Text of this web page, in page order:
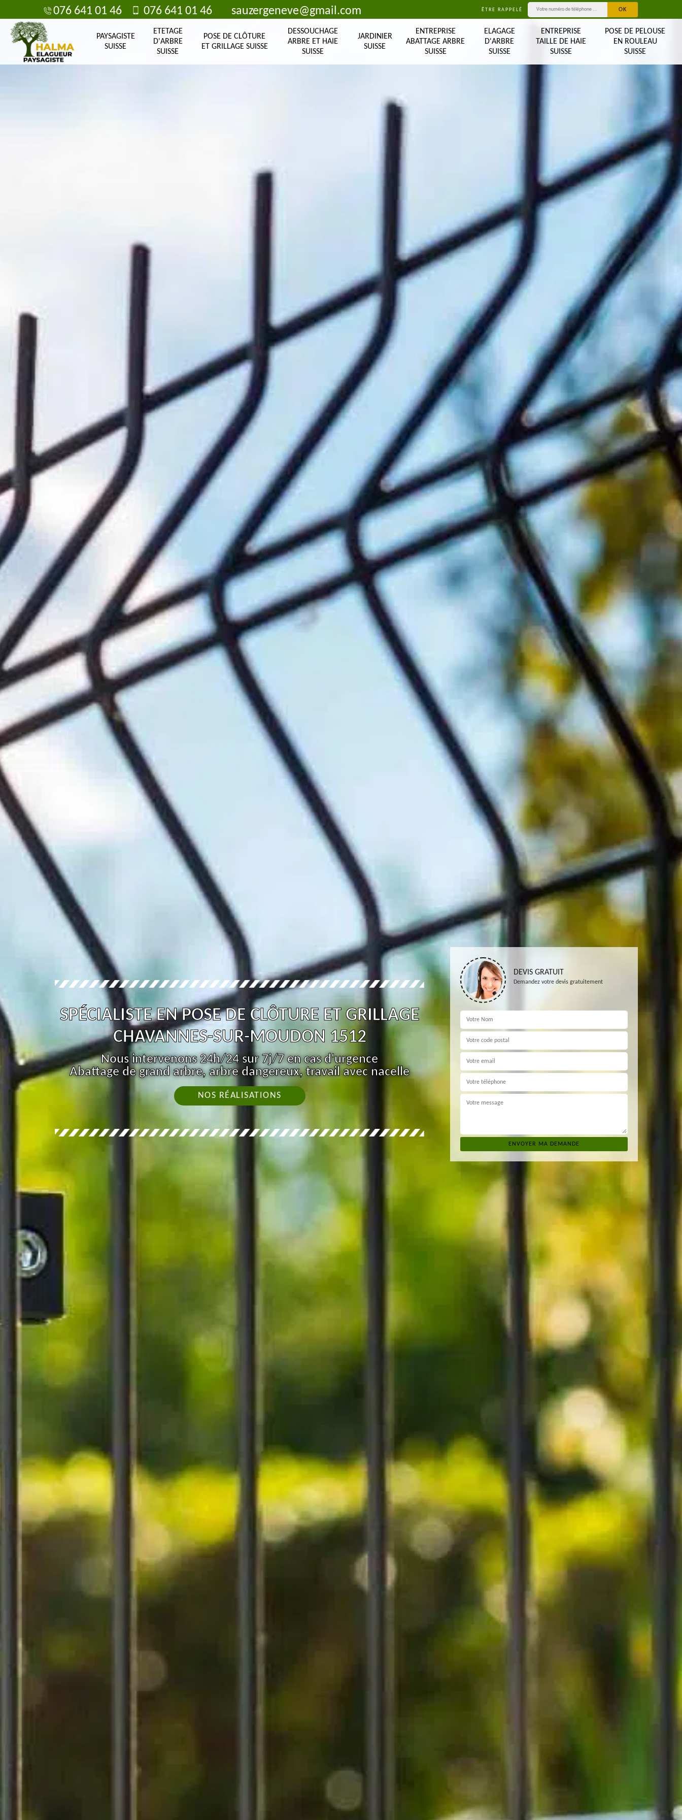
076 641 01 46 076 641 01 46 sauzergeneve@gmail.com ÊTRE RAPPELÉ
PAYSAGISTE
SUISSE
ETETAGE
D'ARBRE
SUISSE
POSE DE CLÔTURE
ET GRILLAGE SUISSE
DESSOUCHAGE
ARBRE ET HAIE
SUISSE
JARDINIER
SUISSE
ENTREPRISE
ABATTAGE ARBRE
SUISSE
ELAGAGE
D'ARBRE
SUISSE
ENTREPRISE
TAILLE DE HAIE
SUISSE
POSE DE PELOUSE
EN ROULEAU
SUISSE
SPÉCIALISTE EN POSE DE CLÔTURE ET GRILLAGE
CHAVANNES-SUR-MOUDON 1512
Nous intervenons 24h/24 sur 7j/7 en cas d'urgence
Abattage de grand arbre, arbre dangereux, travail avec nacelle
NOS RÉALISATIONS
DEVIS GRATUIT
Demandez votre devis gratuitement